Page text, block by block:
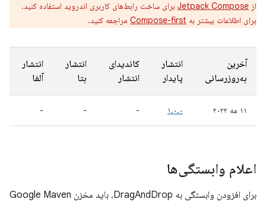
از Jetpack Compose برای ساخت رابط‌های کاربری اندروید استفاده کنید.
برای اطلاعات بیشتر به Compose-first مراجعه کنید.
آخرین
به‌روزرسانی
انتشار
پایدار
کاندیدای
انتشار
انتشار
بتا
انتشار
آلفا
۱۱ مه ۲۰۲۲ ۱.۰.۰ -
-
-
اعلام وابستگی‌ها
برای افزودن وابستگی به DragAndDrop، باید مخزن Google Maven